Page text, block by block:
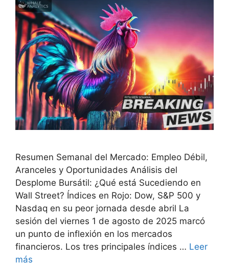
Resumen Semanal del Mercado: Empleo Débil,
Aranceles y Oportunidades Análisis del
Desplome Bursátil: ¿Qué está Sucediendo en
Wall Street? Índices en Rojo: Dow, S&P 500 y
Nasdaq en su peor jornada desde abril La
sesión del viernes 1 de agosto de 2025 marcó
un punto de inflexión en los mercados
financieros. Los tres principales índices … Leer
más